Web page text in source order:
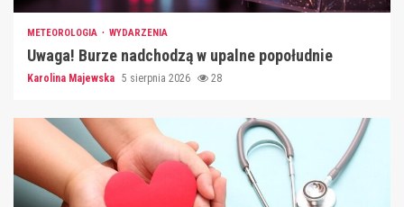
METEOROLOGIA WYDARZENIA
Uwaga! Burze nadchodzą w upalne popołudnie
Karolina Majewska 5 sierpnia 2026 28